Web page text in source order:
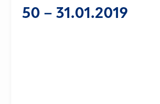
50 – 31.01.2019